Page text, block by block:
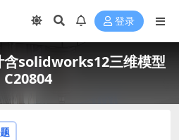
登录
含solidworks12三维模型
C20804